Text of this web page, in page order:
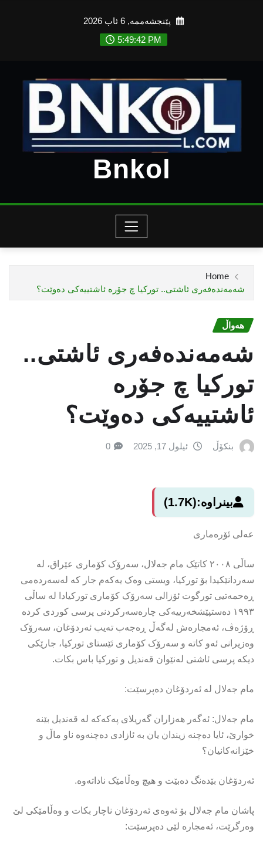
پێنجشەممە, 6 ئاب 2026
5:49:44 PM
Bnkol
Home
شەمەندەفەری ئاشتی.. تورکیا چ جۆرە ئاشتییەکی دەوێت؟
هەواڵ
شەمەندەفەری ئاشتی..
تورکیا چ جۆرە
ئاشتییەکی دەوێت؟
بنکۆڵ ئیلول 17, 2025 0
بینراوە:(1.7K)
عەلی ئۆرەماری
ساڵی ٢٠٠٨ کاتێک مام جەلال، سەرۆک کۆماری عێراق، لە
سەردانێکیدا بۆ تورکیا، ویستی وەک یەکەم جار کە لەسەردەمی
ڕەحمەتیی تورگوت ئۆزالی سەرۆک کۆماری تورکیادا لە ساڵی
١٩٩٣ دەستپێشخەرییەکی چارەسەرکردنی پرسی کوردی کردە
ڕۆژەڤ، ئەمجارەش لەگەڵ ڕەجەب تەیب ئەردۆغان، سەرۆک
وەزیرانی ئەو کاتە و سەرۆک کۆماری ئێستای تورکیا، جارێکی
دیکە پرسی ئاشتی لەنێوان قەندیل و تورکیا باس بکات.
مام جەلال لە ئەردۆغان دەپرسێت:
مام جەلال: ئەگەر هەزاران گەریلای پەکەکە لە قەندیل بێنە
خوارێ، ئایا دەچنە زیندان یان بە ئازادی دەچنەوە ناو ماڵ و
خێزانەکانیان؟
ئەردۆغان بێدەنگ دەبێت و هیچ وەڵامێک ناداتەوە.
پاشان مام جەلال بۆ ئەوەی ئەردۆغان ناچار بکات و وەڵامێکی لێ
وەرگرێت، ئەمجارە لێی دەپرسێت: